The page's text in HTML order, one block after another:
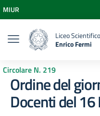
Vai al menu di
Vai al footer
MIUR
Liceo Scientifico
Enrico Fermi
Circolare N. 219
Ordine del
Docenti del